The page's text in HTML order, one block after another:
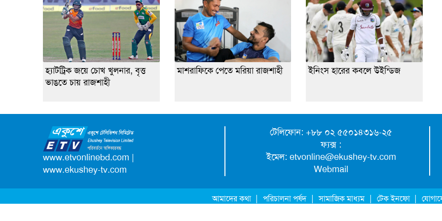
হ্যাটট্রিক জয়ে চোখ খুলনার, বৃত্ত
ভাঙতে চায় রাজশাহী
মাশরাফিকে পেতে মরিয়া রাজশাহী ইনিংস হারের কবলে উইন্ডিজ
www.etvonlinebd.com |
www.ekushey-tv.com
টেলিফোন: +৮৮ ০২ ৫৫০১৪৩১৬-২৫
ফ্যক্স :
ইমেল: etvonline@ekushey-tv.com
Webmail
আমাদের কথা | পরিচালনা পর্ষদ | সামাজিক মাধ্যম | টেক ইনফো |